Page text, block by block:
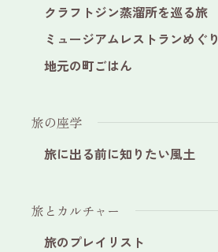
クラフトジン蒸溜所を巡る旅
ミュージアムレストランめぐり
地元の町ごはん
旅の座学
旅に出る前に知りたい風土
旅とカルチャー
旅のプレイリスト